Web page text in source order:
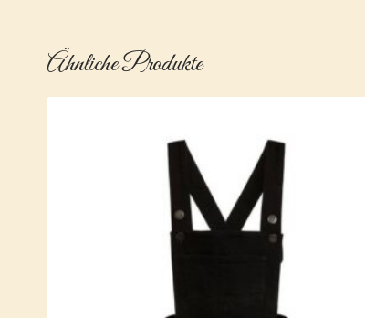
Ähnliche Produkte